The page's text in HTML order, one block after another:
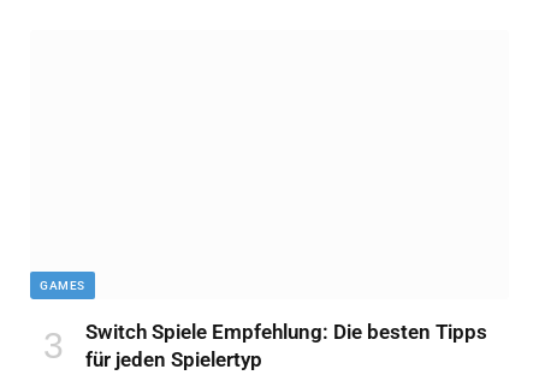
GAMES
Switch Spiele Empfehlung: Die besten Tipps
für jeden Spielertyp